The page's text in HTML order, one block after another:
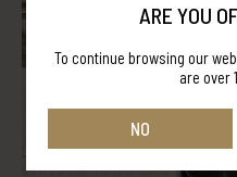
ARE YOU
To continue browsing our
are over
NO